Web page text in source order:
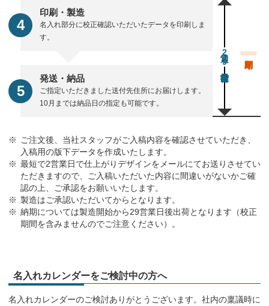
印刷・製造
名入れ部分に校正確認いただいたデータを印刷しま
す。
発送・納品
ご指定いただきました送付先住所にお届けします。
10月までは納品日の指定も可能です。
通常29営業日後出荷
ご注文後、当社スタッフがご入稿内容を確認させていただき、
入稿用の版下データを作成いたします。
最短で2営業日で仕上がりデザインをメールにてお送りさせてい
ただきますので、ご入稿いただいた内容に間違いがないかご確
認の上、ご承認をお願いいたします。
製造はご承認いただいてからとなります。
納期については製造開始から29営業日後出荷となります（校正
期間を含みませんのでご注意ください）。
名入れカレンダーをご検討中の方へ
名入れカレンダーのご検討ありがとうございます。社内の稟議時に